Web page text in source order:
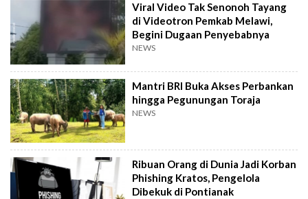
Viral Video Tak Senonoh Tayang
di Videotron Pemkab Melawi,
Begini Dugaan Penyebabnya
NEWS
Mantri BRI Buka Akses Perbankan
hingga Pegunungan Toraja
NEWS
Ribuan Orang di Dunia Jadi Korban
Phishing Kratos, Pengelola
Dibekuk di Pontianak